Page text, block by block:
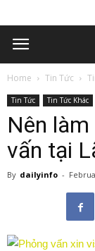
Home Tin Tức
Tin Tức Tin Tức Khác
Nên
vấn tại
By dailyinfo -